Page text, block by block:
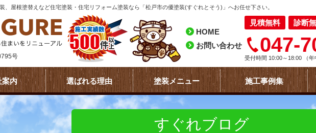
、屋根塗替えなど住宅塗装・住宅リフォーム塗装なら「松戸市の優塗装(すぐれとそう)」へお任せ下さい。
号
HOME
お問い合わせ
見積無料 診断
047-
受付時間 10:00～18:00 （
案内 選ばれる理由 塗装メニュー 施工事例集
すぐれブログ